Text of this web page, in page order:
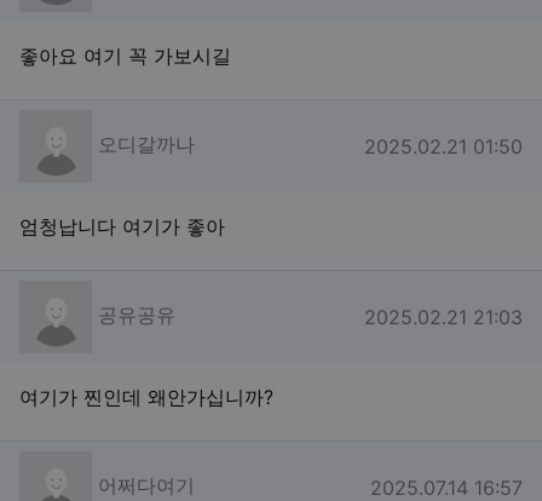
좋아요 여기 꼭 가보시길
오디갈까나 작성일
2025.02.21 01:50
엄청납니다 여기가 좋아
공유공유 작성일
2025.02.21 21:03
여기가 찐인데 왜안가십니까?
어쩌다여기 작성일
2025.07.14 16:57